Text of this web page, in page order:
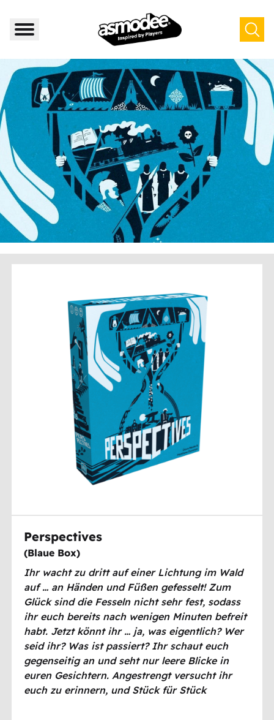
Perspectives
(Blaue Box)
Ihr wacht zu dritt auf einer Lichtung im Wald
auf … an Händen und Füßen gefesselt! Zum
Glück sind die Fesseln nicht sehr fest, sodass
ihr euch bereits nach wenigen Minuten befreit
habt. Jetzt könnt ihr … ja, was eigentlich? Wer
seid ihr? Was ist passiert? Ihr schaut euch
gegenseitig an und seht nur leere Blicke in
euren Gesichtern. Angestrengt versucht ihr
euch zu erinnern, und Stück für Stück